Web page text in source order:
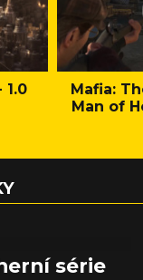
1.0
Mafia:
Man of
série